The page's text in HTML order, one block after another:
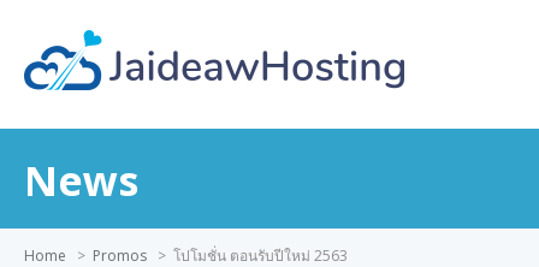
News
Home > Promos > โปโมชั่น ตอนรับปีใหม่ 2563